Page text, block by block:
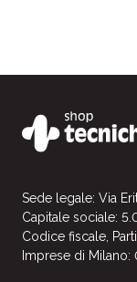
Sede legale: Via
Capitale sociale:
Codice fiscale,
Imprese di Milano: